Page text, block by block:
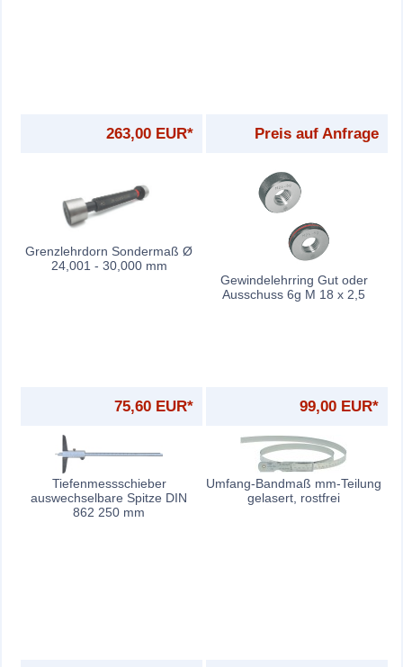
263,00 EUR* Preis auf Anfrage
Grenzlehrdorn Sondermaß Ø
24,001 - 30,000 mm
75,60 EUR*
Gewindelehrring Gut oder
Ausschuss 6g M 18 x 2,5
99,00 EUR*
Tiefenmessschieber
auswechselbare Spitze DIN
862 250 mm
Umfang-Bandmaß mm-Teilung
gelasert, rostfrei